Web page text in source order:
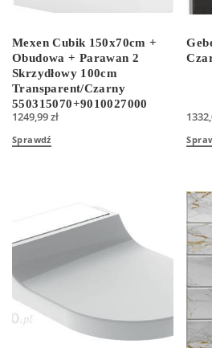
Mexen Cubik 150x70cm +
Obudowa + Parawan 2
Skrzydłowy 100cm
Transparent/Czarny
550315070+9010027000
1249,99zł
Sprawdź